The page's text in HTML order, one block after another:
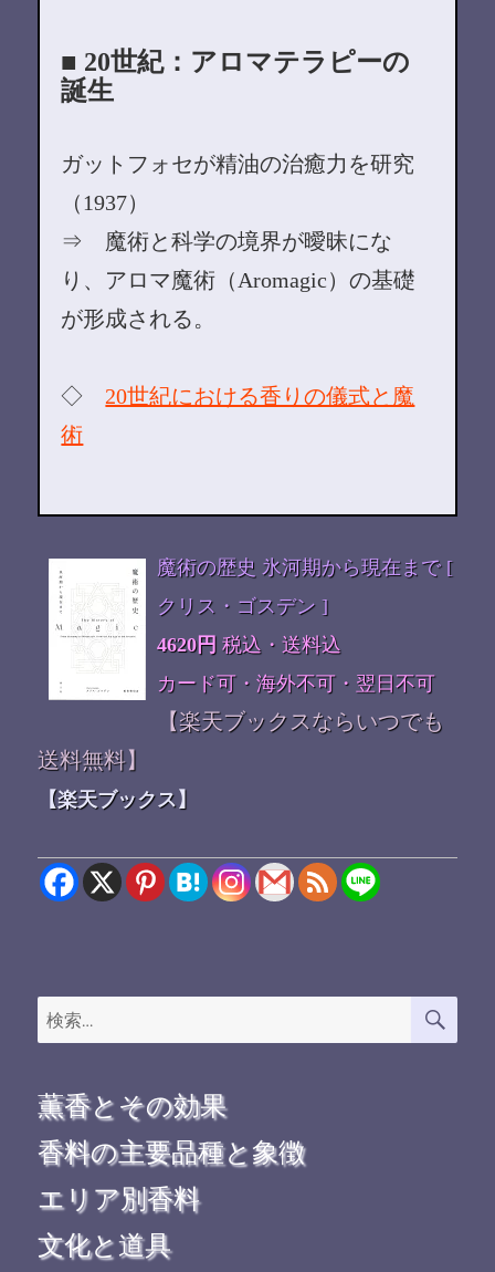
■ 20世紀：アロマテラピーの
誕生
ガットフォセが精油の治癒力を研究
（1937）
⇒ 魔術と科学の境界が曖昧にな
り、アロマ魔術（Aromagic）の基礎
が形成される。
◇ 20世紀における香りの儀式と魔
術
魔術の歴史 氷河期から現在まで [
クリス・ゴスデン ]
4620円 税込・送料込
カード可・海外不可・翌日不可
【楽天ブックスならいつでも
送料無料】
【楽天ブックス】
検
索:
検
薫香とその効果
香料の主要品種と象徴
エリア別香料
文化と道具